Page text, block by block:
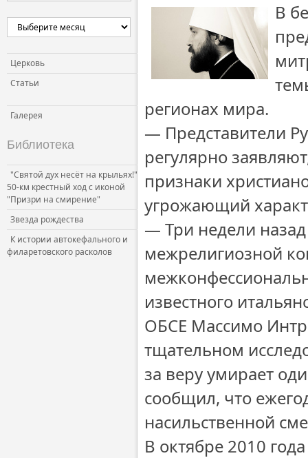
Церковь
Статьи
Галерея
Библиотека
"Святой дух несёт на крыльях!"
50-км крестный ход с иконой
"Призри на смирение"
Звезда рождества
К истории автокефального и
филаретовского расколов
В
регионах мира.
― Представители
регулярно
признаки
угрожающий
― Три недели
межрелигиозной
известного
ОБСЕ Массимо
тщательном
за веру умирает
сообщил, что
насильственной
В октябре 2010